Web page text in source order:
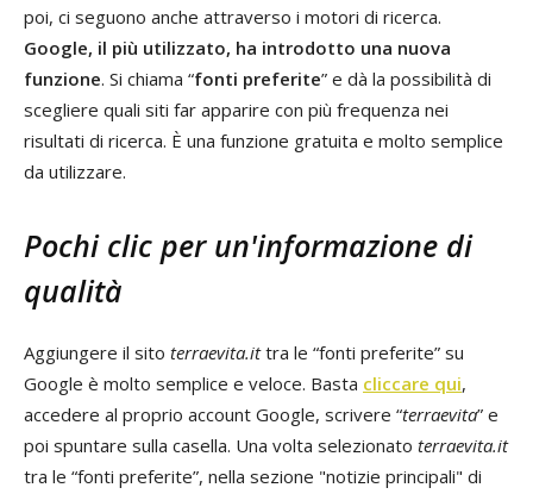
poi, ci seguono anche attraverso i motori di ricerca.
Google, il più utilizzato, ha introdotto una nuova
funzione. Si chiama “fonti preferite” e dà la possibilità di
scegliere quali siti far apparire con più frequenza nei
risultati di ricerca. È una funzione gratuita e molto semplice
da utilizzare.
Pochi clic per un'informazione di
qualità
Aggiungere il sito terraevita.ittra le “fonti preferite” su
Google è molto semplice e veloce. Basta cliccare qui,
accedere al proprio account Google, scrivere “terraevita” e
poi spuntare sulla casella. Una volta selezionato terraevita.it
tra le “fonti preferite”, nella sezione "notizie principali" di